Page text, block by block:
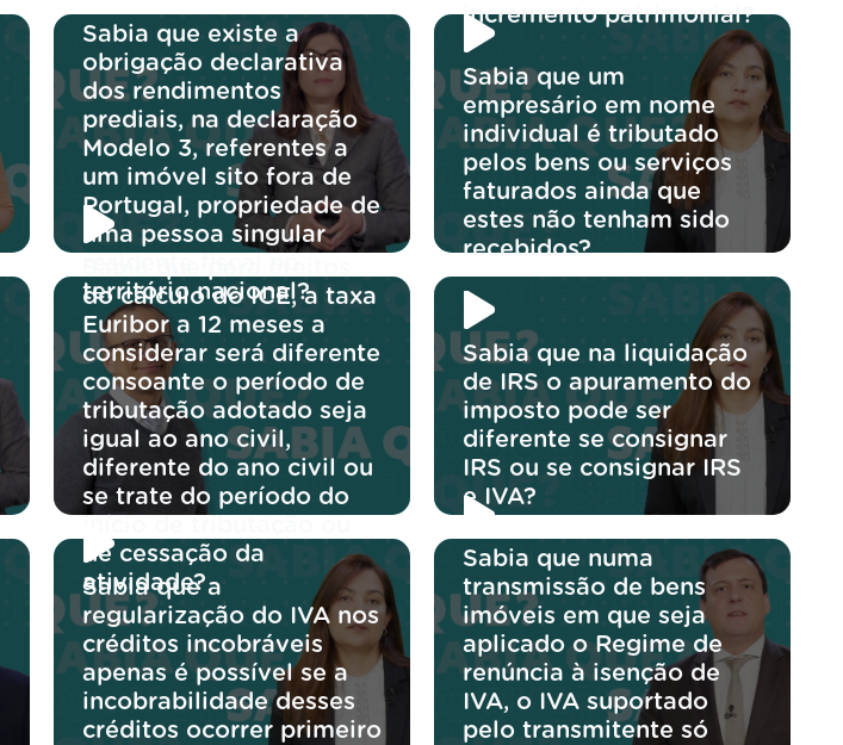
incremento patrimonial?
Sabia que existe a
obrigação declarativa
dos rendimentos
prediais, na declaração
Modelo 3, referentes a
um imóvel sito fora de
Portugal, propriedade de
uma pessoa singular
território nacional?
Sabia que um
empresário em nome
individual é tributado
pelos bens ou serviços
faturados ainda que
estes não tenham sido
recebidos?
do cálculo do ICE, a taxa
Euribor a 12 meses a
considerar será diferente
consoante o período de
tributação adotado seja
igual ao ano civil,
diferente do ano civil ou
se trate do período do
de cessação da
atividade?
Sabia que na liquidação
de IRS o apuramento do
imposto pode ser
diferente se consignar
IRS ou se consignar IRS
e IVA?
Sabia que a
regularização do IVA nos
créditos incobráveis
apenas é possível se a
incobrabilidade desses
créditos ocorrer primeiro
Sabia que numa
transmissão de bens
imóveis em que seja
aplicado o Regime de
renúncia à isenção de
IVA, o IVA suportado
pelo transmitente só